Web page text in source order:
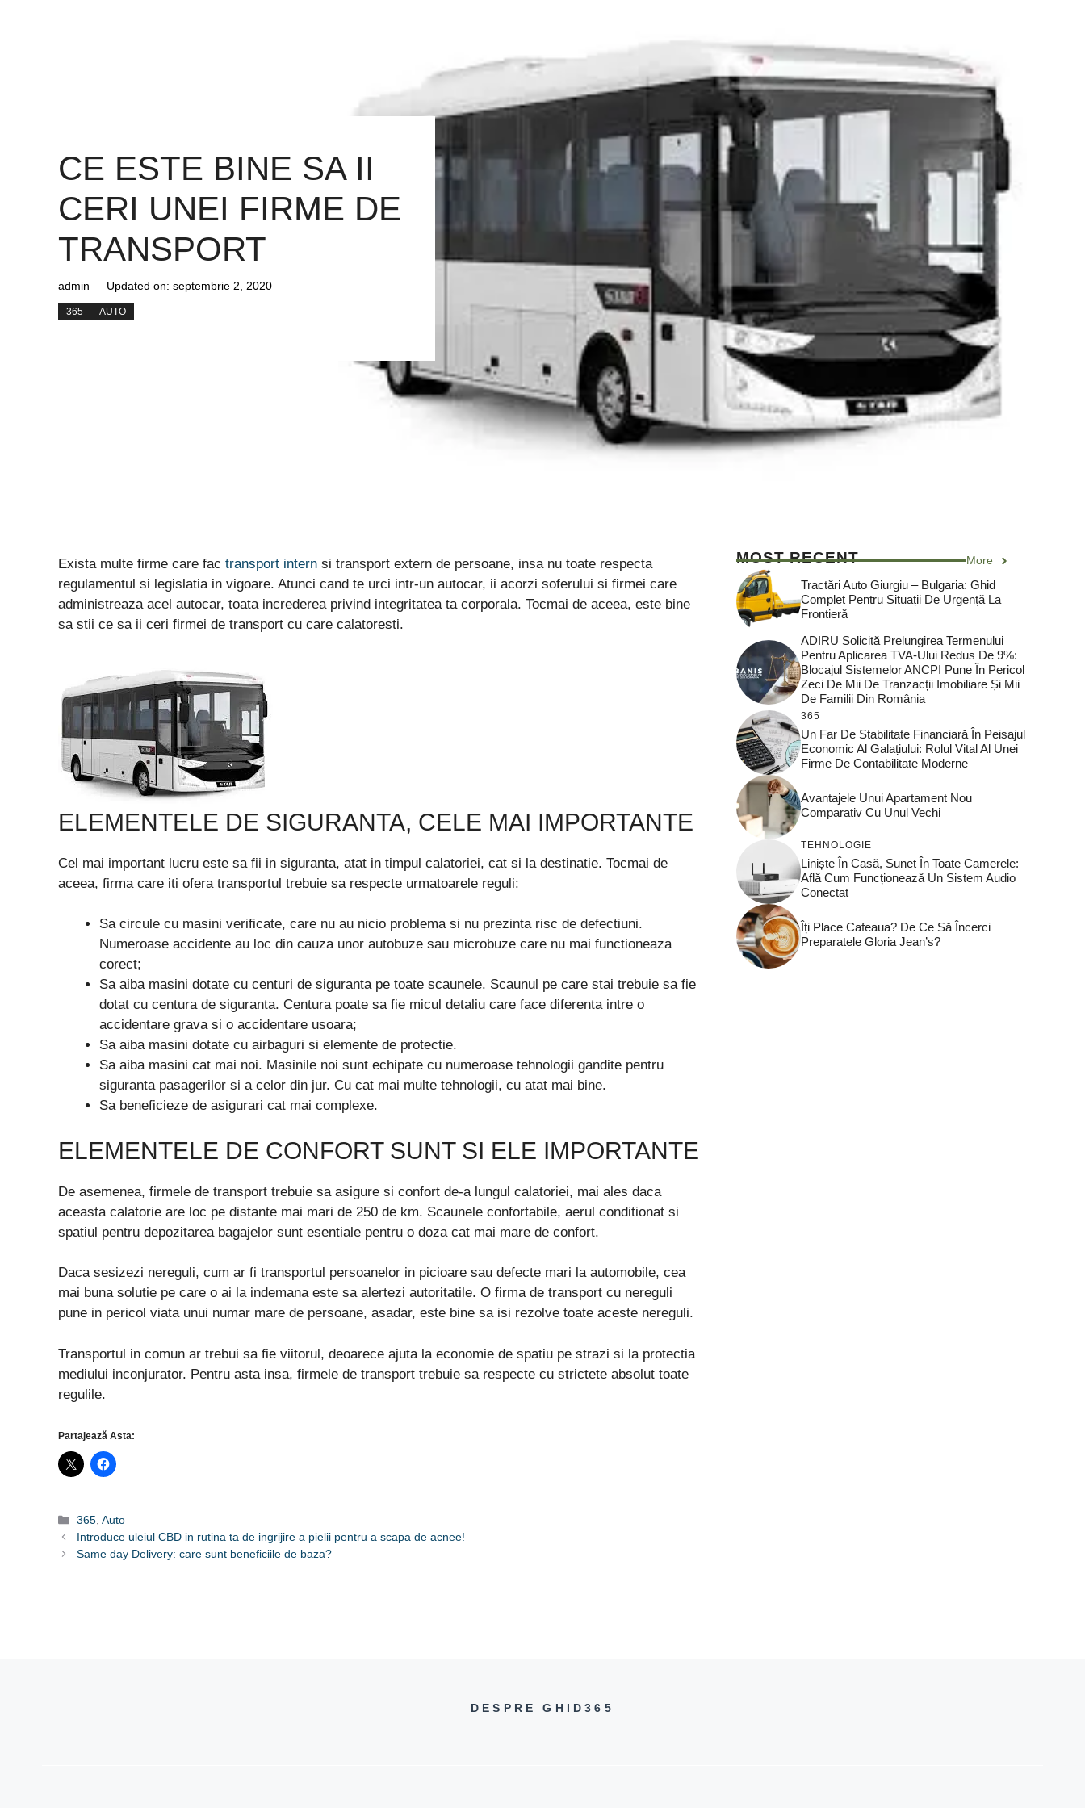
CE ESTE BINE SA II
CERI UNEI FIRME DE
TRANSPORT
admin Updated on: septembrie 2, 2020
365 AUTO
Exista multe firme care fac transport intern si transport extern de persoane, insa nu toate respecta
regulamentul si legislatia in vigoare. Atunci cand te urci intr-un autocar, ii acorzi soferului si firmei care
administreaza acel autocar, toata increderea privind integritatea ta corporala. Tocmai de aceea, este bine
sa stii ce sa ii ceri firmei de transport cu care calatoresti.
ELEMENTELE DE SIGURANTA, CELE MAI IMPORTANTE
Cel mai important lucru este sa fii in siguranta, atat in timpul calatoriei, cat si la destinatie. Tocmai de
aceea, firma care iti ofera transportul trebuie sa respecte urmatoarele reguli:
Sa circule cu masini verificate, care nu au nicio problema si nu prezinta risc de defectiuni.
Numeroase accidente au loc din cauza unor autobuze sau microbuze care nu mai functioneaza
corect;
Sa aiba masini dotate cu centuri de siguranta pe toate scaunele. Scaunul pe care stai trebuie sa fie
dotat cu centura de siguranta. Centura poate sa fie micul detaliu care face diferenta intre o
accidentare grava si o accidentare usoara;
Sa aiba masini dotate cu airbaguri si elemente de protectie.
Sa aiba masini cat mai noi. Masinile noi sunt echipate cu numeroase tehnologii gandite pentru
siguranta pasagerilor si a celor din jur. Cu cat mai multe tehnologii, cu atat mai bine.
Sa beneficieze de asigurari cat mai complexe.
ELEMENTELE DE CONFORT SUNT SI ELE IMPORTANTE
De asemenea, firmele de transport trebuie sa asigure si confort de-a lungul calatoriei, mai ales daca
aceasta calatorie are loc pe distante mai mari de 250 de km. Scaunele confortabile, aerul conditionat si
spatiul pentru depozitarea bagajelor sunt esentiale pentru o doza cat mai mare de confort.
Daca sesizezi nereguli, cum ar fi transportul persoanelor in picioare sau defecte mari la automobile, cea
mai buna solutie pe care o ai la indemana este sa alertezi autoritatile. O firma de transport cu nereguli
pune in pericol viata unui numar mare de persoane, asadar, este bine sa isi rezolve toate aceste nereguli.
Transportul in comun ar trebui sa fie viitorul, deoarece ajuta la economie de spatiu pe strazi si la protectia
mediului inconjurator. Pentru asta insa, firmele de transport trebuie sa respecte cu strictete absolut toate
regulile.
Partajează Asta:
Categorii
365 ,Auto
Introduce uleiul CBD in rutina ta de ingrijire a pielii pentru a scapa de acnee!
Same day Delivery: care sunt beneficiile de baza?
MOST RECENT More
Tractări Auto Giurgiu – Bulgaria: Ghid
Complet Pentru Situații De Urgență La
Frontieră
ADIRU Solicită Prelungirea Termenului
Pentru Aplicarea TVA-Ului Redus De 9%:
Blocajul Sistemelor ANCPI Pune În Pericol
Zeci De Mii De Tranzacții Imobiliare Și Mii
De Familii Din România
365
Un Far De Stabilitate Financiară În Peisajul
Economic Al Galațiului: Rolul Vital Al Unei
Firme De Contabilitate Moderne
Avantajele Unui Apartament Nou
Comparativ Cu Unul Vechi
TEHNOLOGIE
Liniște În Casă, Sunet În Toate Camerele:
Află Cum Funcționează Un Sistem Audio
Conectat
Îți Place Cafeaua? De Ce Să Încerci
Preparatele Gloria Jean’s?
DESPRE GHID365